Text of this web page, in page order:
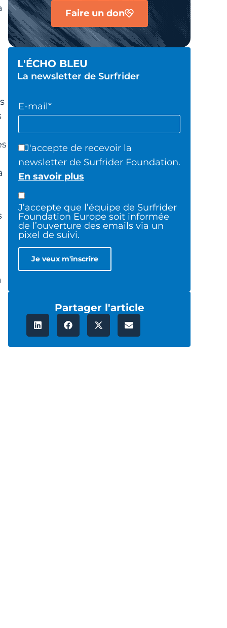
Faire un don
L'ÉCHO BLEU
La newsletter de Surfrider
E-mail*
J'accepte de recevoir la
newsletter de Surfrider Foundation.
En savoir plus
J’accepte que l’équipe de Surfrider
Foundation Europe soit informée
de l’ouverture des emails via un
pixel de suivi.
Partager l'article